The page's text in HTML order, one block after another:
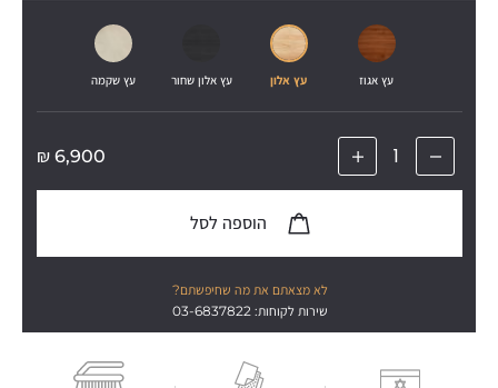
עץ אגוז עץ אלון עץ אלון שחור עץ שקמה
6,900
₪
לא מצאתם את מה שחיפשתם?
שירות לקוחות: 03-6837822